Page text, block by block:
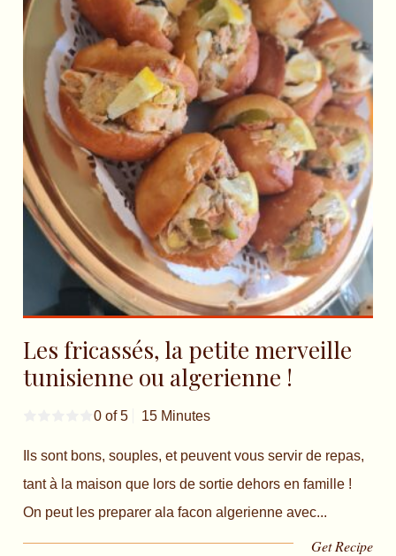
Les fricassés, la petite merveille
tunisienne ou algerienne !
0 of 5 15 Minutes
Ils sont bons, souples, et peuvent vous servir de repas,
tant à la maison que lors de sortie dehors en famille !
On peut les preparer ala facon algerienne avec...
Get Recipe